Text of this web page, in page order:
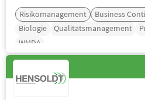
Risikomanagement Business
Biologie
Qualitätsmanagement
WMDA